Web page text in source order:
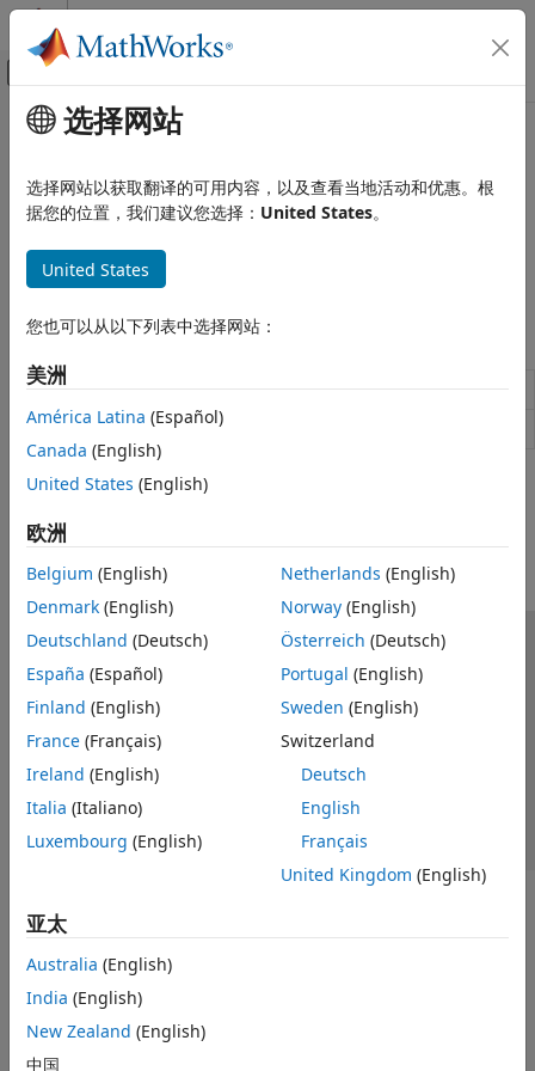
跳到内容
画布外导航菜单切换
文档主页
LTE Toolbox
类别
Downlink Physical Channels
Downlink Transport Channels
Uplink Physical Channels
Uplink Transport Channels
SC-FDMA Modulation
主要内容
Downlink Transport Channels
Encode and decode narrowband DL-SCH
in transport blocks. Use these functions to generate and
decode the downlink shared channel (DL-SCH).
Functions
lteNDLSCH Generate NB-IoT DL-SCH codeword
lteNDLSCHDecode Decode NB-IoT DL-SCH codeword
How useful was this information?
选择网站
选择网站以获取翻译的可用内容，以及查看当地活动和优惠。根
据您的位置，我们建议您选择： United States。
United States
您也可以从以下列表中选择网站：
美洲
América Latina (Español)
Canada (English)
United States (English)
欧洲
Belgium (English)
Denmark (English)
Deutschland (Deutsch)
España (Español)
Finland (English)
France (Français)
Ireland (English)
Italia (Italiano)
Luxembourg (English)
Netherlands (English)
Norway(English)
Österreich (Deutsch)
Portugal (English)
Sweden (English)
Switzerland
Deutsch
English
Français
United Kingdom (English)
亚太
Australia (English)
India (English)
New Zealand (English)
中国
隐私政策
应用程序状态
联系我们
© 1994-2026 The MathWorks, Inc.